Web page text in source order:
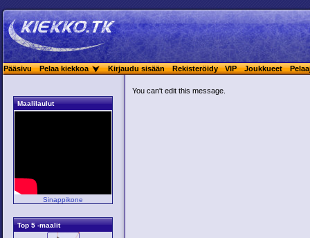
Pääsivu Pelaa kiekkoa Kirjaudu sisään Rekisteröidy VIP Joukkueet
Maalilaulut
Sinappikone
Top 5 -maalit
You can't edit this message.